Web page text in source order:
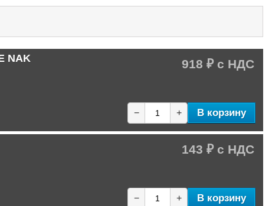
NAK 918 ₽
− + В корзину
143 ₽
− + В корзину